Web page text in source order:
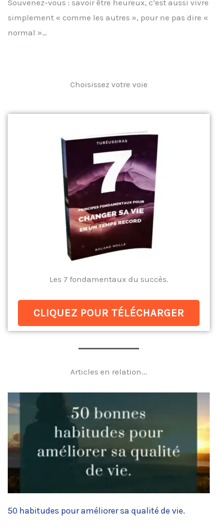
Souvenez-vous : savoir être heureux, c’est aussi vivre
simplement « comme les autres », pour ne pas dire «
normal »…
Choisissez votre voie
Les 7 fondamentaux du succès.
CLIQUEZ POUR TÉLÉCHARGER
Articles en relation...
50 habitudes pour améliorer sa qualité de vie.